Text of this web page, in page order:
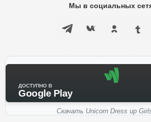
Мы в социальных
ДОСТУПНО В
Google Play
Скачать Unicorn Dress up